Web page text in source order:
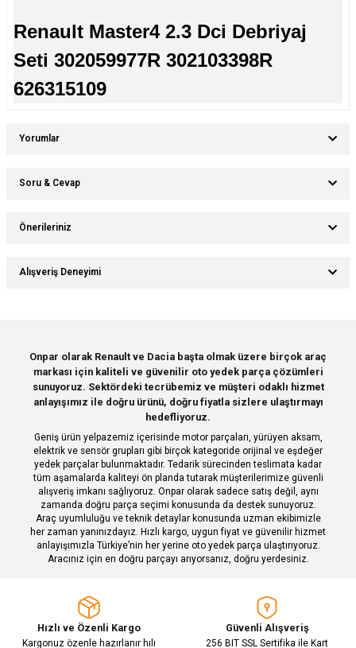
Renault Master4 2.3 Dci Debriyaj
Seti 302059977R 302103398R
626315109
Yorumlar
Soru & Cevap
Önerileriniz
Bu ürünün fiyat bilgisi, resim, ürün açıklamalarında ve diğer konularda
yetersiz gördüğünüz noktaları öneri formunu kullanarak tarafımıza
Ürün resmi kalitesiz, bozuk veya görüntülenemiyor.
Ürün açıklamasında eksik bilgiler bulunuyor.
Ürün bilgilerinde hatalar bulunuyor.
Ürün fiyatı diğer sitelerden daha pahalı.
Bu ürüne benzer farklı alternatifler olmalı.
Gönder
Alışveriş Deneyimi
Deneyimini Paylaş
Onpar olarak Renault ve Dacia başta olmak üzere birçok araç
markası için kaliteli ve güvenilir oto yedek parça çözümleri
sunuyoruz. Sektördeki tecrübemiz ve müşteri odaklı hizmet
anlayışımız ile doğru ürünü, doğru fiyatla sizlere ulaştırmayı
hedefliyoruz.
Geniş ürün yelpazemiz içerisinde motor parçaları, yürüyen aksam,
elektrik ve sensör grupları gibi birçok kategoride orijinal ve eşdeğer
yedek parçalar bulunmaktadır. Tedarik sürecinden teslimata kadar
tüm aşamalarda kaliteyi ön planda tutarak müşterilerimize güvenli
alışveriş imkanı sağlıyoruz. Onpar olarak sadece satış değil, aynı
zamanda doğru parça seçimi konusunda da destek sunuyoruz.
Araç uyumluluğu ve teknik detaylar konusunda uzman ekibimizle
her zaman yanınızdayız. Hızlı kargo, uygun fiyat ve güvenilir hizmet
anlayışımızla Türkiye’nin her yerine oto yedek parça ulaştırıyoruz.
Aracınız için en doğru parçayı arıyorsanız, doğru yerdesiniz.
Hızlı ve Özenli Kargo
Kargonuz özenle hazırlanır hılı
Güvenli Alışveriş
256 BIT SSL Sertifika ile Kart